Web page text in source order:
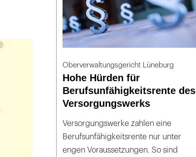
Oberverwaltungsgericht Lüneburg
Hohe Hürden für
Berufsunfähigkeitsrente des
Versorgungswerks
Versorgungswerke zahlen eine
Berufsunfähigkeitsrente nur unter
engen Voraussetzungen. So sind